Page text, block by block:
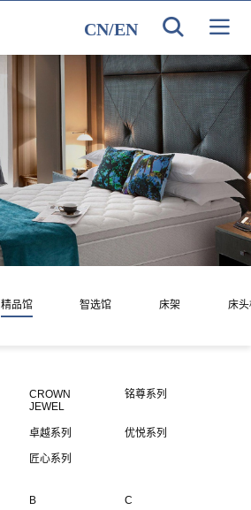
CN/EN
精品馆 智选馆 床架 床头
CROWN
JEWEL
铭尊系列
卓越系列 优悦系列
匠心系列
B C